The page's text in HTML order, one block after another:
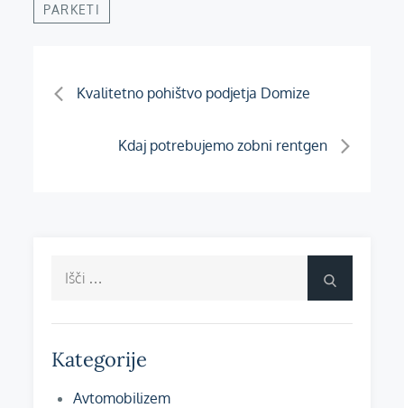
PARKETI
Navigacija
prispevka
Kvalitetno pohištvo podjetja Domize
Kdaj potrebujemo zobni rentgen
Kategorije
Avtomobilizem